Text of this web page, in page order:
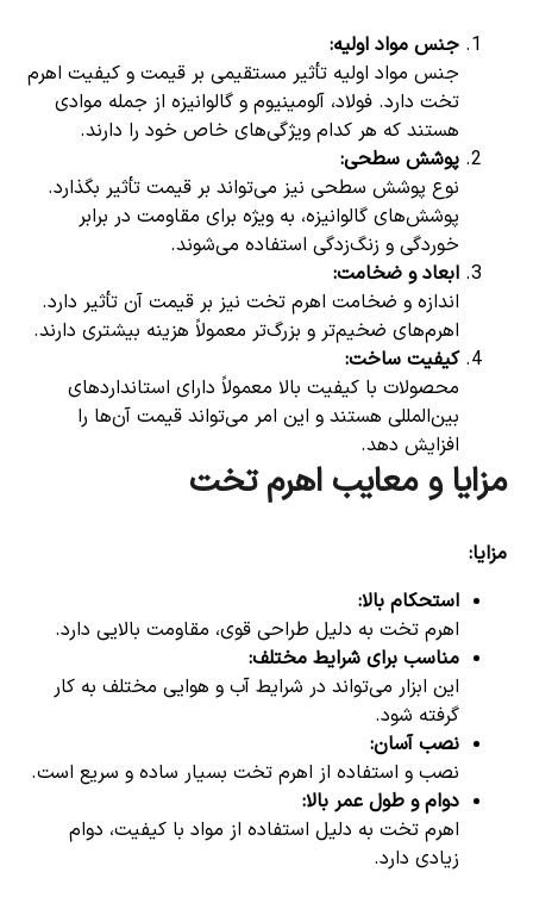
جنس مواد اولیه:
جنس مواد اولیه تأثیر مستقیمی بر قیمت و کیفیت اهرم
تخت دارد. فولاد، آلومینیوم و گالوانیزه از جمله موادی
هستند که هر کدام ویژگی‌های خاص خود را دارند.
پوشش سطحی:
نوع پوشش سطحی نیز می‌تواند بر قیمت تأثیر بگذارد.
پوشش‌های گالوانیزه، به ویژه برای مقاومت در برابر
خوردگی و زنگ‌زدگی استفاده می‌شوند.
ابعاد و ضخامت:
اندازه و ضخامت اهرم تخت نیز بر قیمت آن تأثیر دارد.
اهرم‌های ضخیم‌تر و بزرگ‌تر معمولاً هزینه بیشتری دارند.
کیفیت ساخت:
محصولات با کیفیت بالا معمولاً دارای استانداردهای
بین‌المللی هستند و این امر می‌تواند قیمت آن‌ها را
افزایش دهد.
مزایا و معایب اهرم تخت
مزایا:
استحکام بالا:
اهرم تخت به دلیل طراحی قوی، مقاومت بالایی دارد.
مناسب برای شرایط مختلف:
این ابزار می‌تواند در شرایط آب و هوایی مختلف به کار
گرفته شود.
نصب آسان:
نصب و استفاده از اهرم تخت بسیار ساده و سریع است.
دوام و طول عمر بالا:
اهرم تخت به دلیل استفاده از مواد با کیفیت، دوام
زیادی دارد.